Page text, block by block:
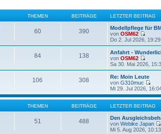
a
g
i
t
r
a
g
THEMEN BEITRÄGE LETZTER BEITRAG
60 390
Modellpflege für
von OSM62
N
e
u
e
s
t
r
B
e
i
t
r
a
g
Do 2. Jul 2026, 19:29
84 138
Anfahrt -
von OSM62
N
e
u
e
s
t
e
r
e
i
t
Sa 30. Mai 2026,
106 308
Re: Moin Leute
von G310muc
N
e
u
e
s
t
e
r
Mi 29. Jul 2026,
THEMEN BEITRÄGE LETZTER BEITRAG
51 488
Den
von Webike Japan
Mi 5. Aug 2026, 10:13